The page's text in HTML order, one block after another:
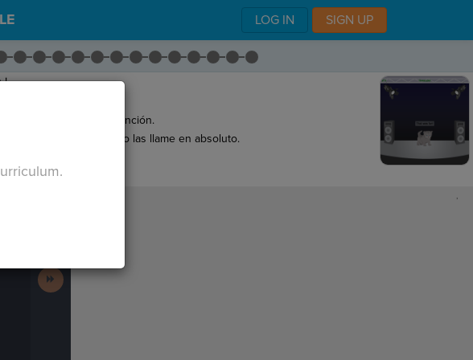
LOG IN SIGN UP
!
No cambie ninguna función.
más de una vez o no las llame en absoluto.
Next
Activity
,